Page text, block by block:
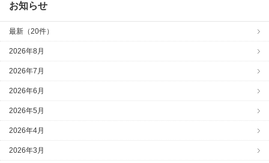
お知らせ
最新（20件）
2026年8月
2026年7月
2026年6月
2026年5月
2026年4月
2026年3月